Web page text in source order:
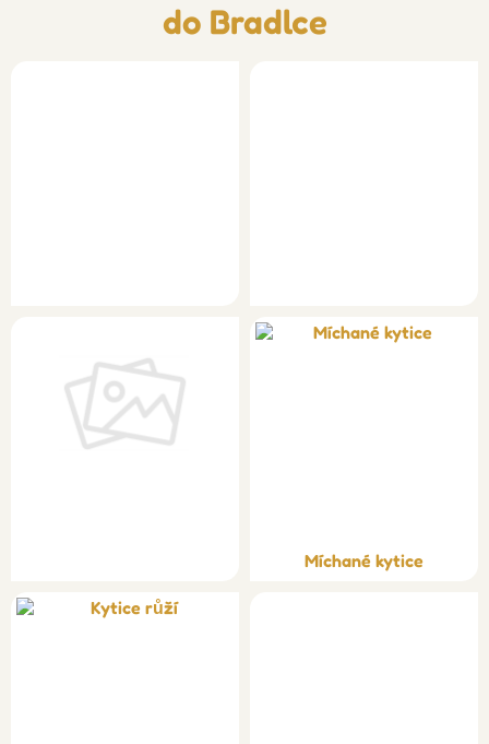
do Bradlce
Míchané kytice